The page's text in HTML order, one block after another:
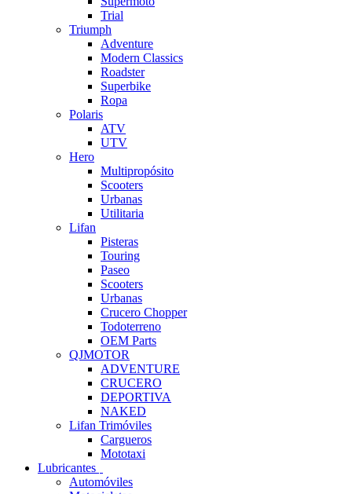
Trial
Triumph
Adventure
Modern Classics
Roadster
Superbike
Ropa
Polaris
ATV
UTV
Hero
Multipropósito
Scooters
Urbanas
Utilitaria
Lifan
Pisteras
Touring
Paseo
Scooters
Urbanas
Crucero Chopper
Todoterreno
OEM Parts
QJMOTOR
ADVENTURE
CRUCERO
DEPORTIVA
NAKED
Lifan Trimóviles
Cargueros
Mototaxi
Lubricantes
Automóviles